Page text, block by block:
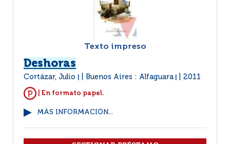
Texto impreso
Deshoras
Cortázar, Julio Buenos Aires : Alfaguara 2011
| En formato papel.
MÁS INFORMACIÓN...